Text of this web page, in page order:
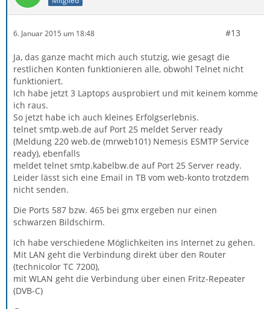
6. Januar 2015 um 18:48 #13
Ja, das ganze macht mich auch stutzig, wie gesagt die
restlichen Konten funktionieren alle, obwohl Telnet nicht
funktioniert.
Ich habe jetzt 3 Laptops ausprobiert und mit keinem komme
ich raus.
So jetzt habe ich auch kleines Erfolgserlebnis.
telnet smtp.web.de auf Port 25 meldet Server ready
(Meldung 220 web.de (mrweb101) Nemesis ESMTP Service
ready), ebenfalls
meldet telnet smtp.kabelbw.de auf Port 25 Server ready.
Leider lässt sich eine Email in TB vom web-konto trotzdem
nicht senden.
Die Ports 587 bzw. 465 bei gmx ergeben nur einen
schwarzen Bildschirm.
Ich habe verschiedene Möglichkeiten ins Internet zu gehen.
Mit LAN geht die Verbindung direkt über den Router
(technicolor TC 7200),
mit WLAN geht die Verbindung über einen Fritz-Repeater
(DVB-C)